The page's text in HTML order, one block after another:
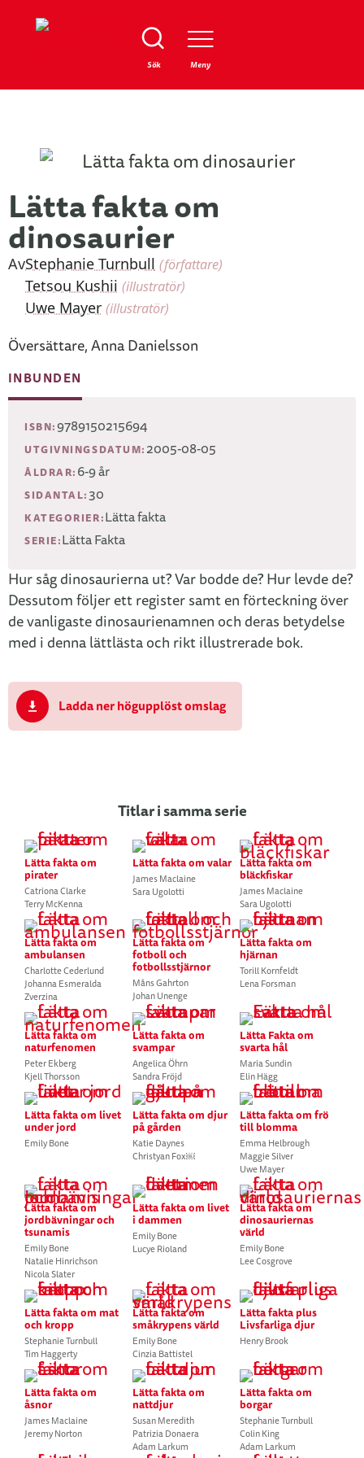
Sök
Stäng Meny
Lätta fakta om
dinosaurier
AvStephanie Turnbull (författare)
Tetsou Kushii (illustratör)
Uwe Mayer (illustratör)
Översättare, Anna Danielsson
INBUNDEN
ISBN:9789150215694
UTGIVNINGSDATUM: 2005-08-05
ÅLDRAR: 6-9 år
SIDANTAL:30
KATEGORIER:Lätta fakta
SERIE:Lätta Fakta
Hur såg dinosaurierna ut? Var bodde de? Hur levde de?
Dessutom följer ett register samt en förteckning över
de vanligaste dinosaurienamnen och deras betydelse
med i denna lättlästa och rikt illustrerade bok.
Ladda ner högupplöst omslag
Titlar i samma serie
Lätta fakta om
pirater
Catriona Clarke
Terry McKenna
Lätta fakta om valar
James Maclaine
Sara Ugolotti
Lätta fakta om
bläckfiskar
James Maclaine
Sara Ugolotti
Lätta fakta om
ambulansen
Charlotte Cederlund
Johanna Esmeralda
Zverzina
Lätta fakta om
fotboll och
fotbollsstjärnor
Måns Gahrton
Johan Unenge
Lätta fakta om
hjärnan
Torill Kornfeldt
Lena Forsman
Lätta fakta om
naturfenomen
Peter Ekberg
Kjell Thorsson
Lätta fakta om
svampar
Angelica Öhrn
Sandra Fröjd
Lätta Fakta om
svarta hål
Maria Sundin
Elin Hägg
Lätta fakta om livet
under jord
Emily Bone
Lätta fakta om djur
på gården
Katie Daynes
Christyan Fox￼
Lätta fakta om frö
till blomma
Emma Helbrough
Maggie Silver
Uwe Mayer
Lätta fakta om
jordbävningar och
tsunamis
Emily Bone
Natalie Hinrichson
Nicola Slater
Lätta fakta om livet
i dammen
Emily Bone
Lucye Rioland
Lätta fakta om
dinosauriernas
värld
Emily Bone
Lee Cosgrove
Lätta fakta om mat
och kropp
Stephanie Turnbull
Tim Haggerty
Lätta fakta om
småkrypens värld
Emily Bone
Cinzia Battistel
Lätta fakta plus
Livsfarliga djur
Henry Brook
Lätta fakta om
åsnor
James Maclaine
Jeremy Norton
Lätta fakta om
nattdjur
Susan Meredith
Patrizia Donaera
Adam Larkum
Lätta fakta om
borgar
Stephanie Turnbull
Colin King
Adam Larkum